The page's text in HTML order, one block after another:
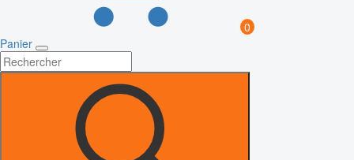
0
Panier